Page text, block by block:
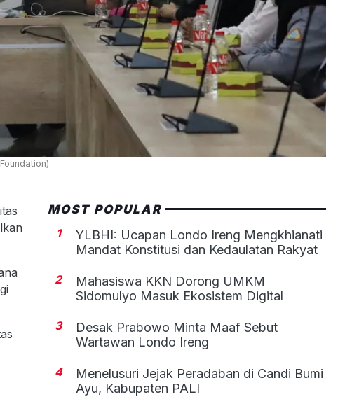
MOST POPULAR
1
YLBHI: Ucapan Londo Ireng Mengkhianati
Mandat Konstitusi dan Kedaulatan Rakyat
2
Mahasiswa KKN Dorong UMKM
Sidomulyo Masuk Ekosistem Digital
3
Desak Prabowo Minta Maaf Sebut
Wartawan Londo Ireng
4
Menelusuri Jejak Peradaban di Candi Bumi
Ayu, Kabupaten PALI